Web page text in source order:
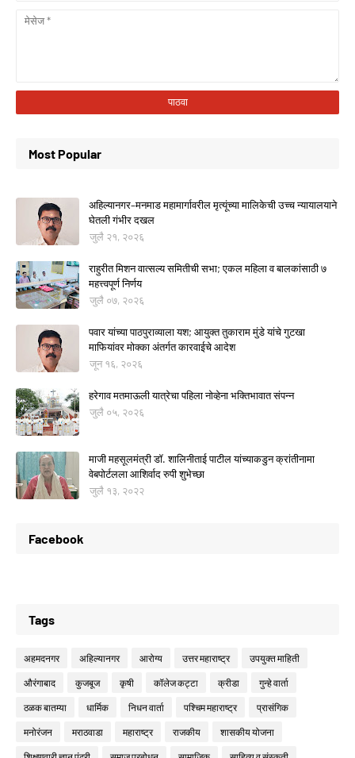
Most Popular
अहिल्यानगर–मनमाड महामार्गावरील मृत्यूंच्या मालिकेची उच्च न्यायालयाने
घेतली गंभीर दखल
जुलै २१, २०२६
राहुरीत मिशन वात्सल्य समितीची सभा; एकल महिला व बालकांसाठी ७
महत्त्वपूर्ण निर्णय
जुलै ०७, २०२६
पवार यांच्या पाठपुराव्याला यश; आयुक्त तुकाराम मुंडे यांचे गुटखा
माफियांवर मोक्का अंतर्गत कारवाईचे आदेश
जून १६, २०२६
हरेगाव मतमाऊली यात्रेचा पहिला नोव्हेना भक्तिभावात संपन्न
जुलै ०५, २०२६
माजी महसूलमंत्री डॉ. शालिनीताई पाटील यांच्याकडुन क्रांतीनामा
वेबपोर्टलला आशिर्वाद रुपी शुभेच्छा
जुलै १३, २०२२
Facebook
Tags
अहमदनगर अहिल्यानगर आरोग्य उत्तर महाराष्ट्र उपयुक्त माहिती
औरंगाबाद कुजबूज कृषी कॉलेज कट्टा क्रीडा गुन्हे वार्ता
ठळक बातम्या धार्मिक निधन वार्ता पश्चिम महाराष्ट्र प्रासंगिक
मनोरंजन मराठवाडा महाराष्ट्र राजकीय शासकीय योजना